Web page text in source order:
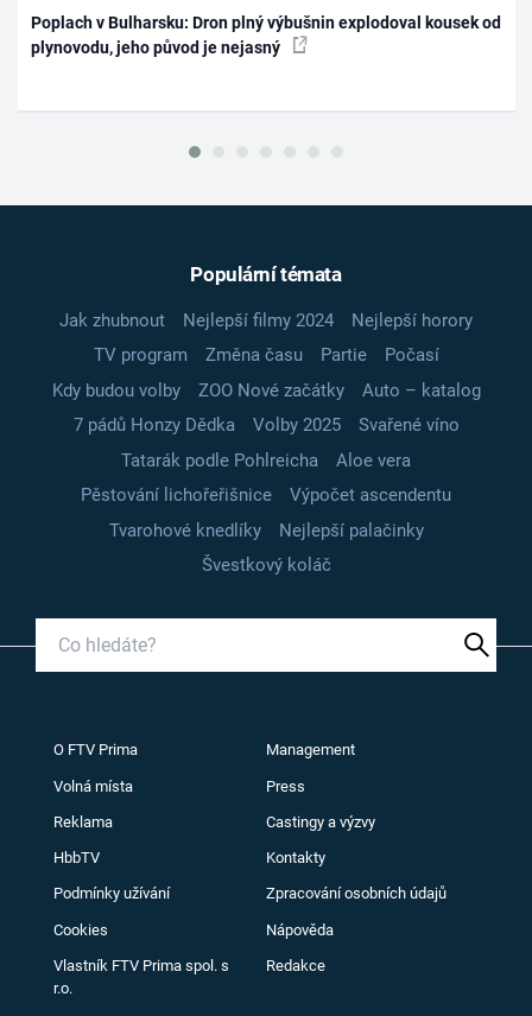
Poplach v Bulharsku: Dron plný výbušnin explodoval kousek od
plynovodu, jeho původ je nejasný
Populární témata
Jak zhubnout Nejlepší filmy 2024
Nejlepší horory
TV program
Změna času Partie
Počasí
Kdy budou volby
ZOO Nové začátky
Auto – katalog
7 pádů Honzy Dědka
Volby 2025
Svařené víno
Tatarák podle Pohlreicha
Aloe vera
Pěstování lichořeřišnice
Výpočet ascendentu
Tvarohové knedlíky
Nejlepší palačinky
Švestkový koláč
O FTV Prima Management
Volná místa Press
Reklama Castingy a výzvy
HbbTV Kontakty
Podmínky užívání Zpracování osobních údajů
Cookies Nápověda
Vlastník FTV Prima spol. s
r.o.
Redakce